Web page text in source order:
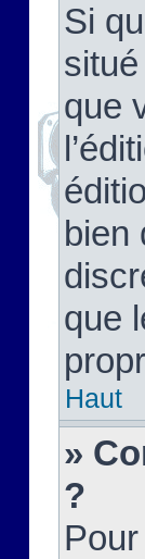
Si
que
bien
que
Haut
»
?